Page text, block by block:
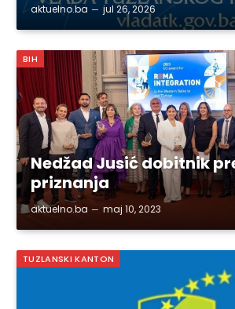
aktuelno.ba jul 26, 2026
BIH
Nedžad Jusić dobitnik
priznanja
aktuelno.ba maj 10, 2023
TUZLANSKI KANTON